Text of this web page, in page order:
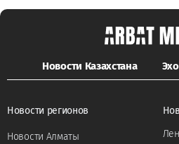
Новости Казахстана
Новости регионов
Новости Алматы